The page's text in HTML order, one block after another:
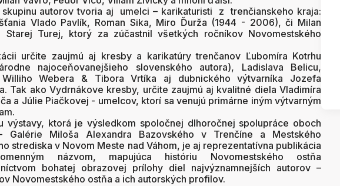
skupinu autorov tvoria aj umelci – karikaturisti z trenčianskeho kraja:
Vlado Pavlík, Roman Sika, Miro Ďurža (1944 - 2006), či Milan
Starej Turej, ktorý za zúčastnil všetkých ročníkov Novomestského
určite zaujmú aj kresby a karikatúry trenčanov Ľubomíra Kotrhu
najoceňovanejšieho slovenského autora), Ladislava Belicu,
Webera & Tibora Vrtíka aj dubnického výtvarníka Jozefa
Tak ako Vydrnákove kresby, určite zaujmú aj kvalitné diela Vladimíra
a Júlie Piačkovej - umelcov, ktorí sa venujú primárne iným výtvarným
výstavy, ktorá je výsledkom spoločnej dlhoročnej spolupráce oboch
Galérie Miloša Alexandra Bazovského v Trenčíne a Mestského
strediska v Novom Meste nad Váhom, je aj reprezentatívna publikácia
názvom, mapujúca históriu Novomestského ostňa
bohatej obrazovej prílohy diel najvýznamnejších autorov –
Novomestského ostňa a ich autorských profilov.